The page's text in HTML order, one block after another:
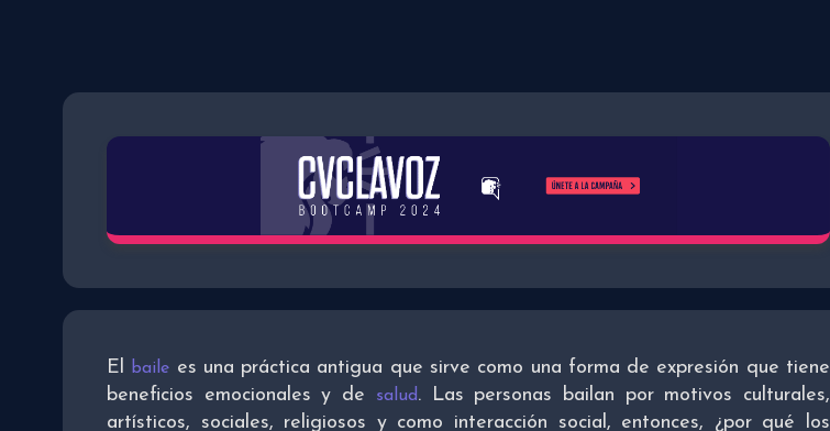
El baile es una práctica antigua que sirve como una forma de expresión que tiene
beneficios emocionales y de
salud. Las personas bailan por motivos culturales,
artísticos, sociales, religiosos y como interacción social, entonces, ¿por qué los